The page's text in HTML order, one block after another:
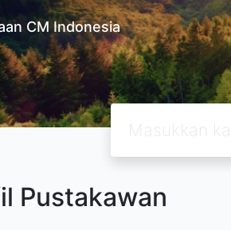
CM Indonesia
Pustakawan